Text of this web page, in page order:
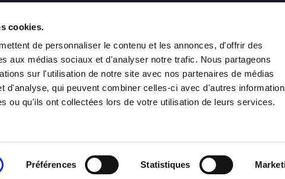
cookies.
de personnaliser le contenu et les annonces, d'offrir des
aux médias sociaux et d'analyser notre trafic. Nous partageons
sur l'utilisation de notre site avec nos partenaires de médias
d'analyse, qui peuvent combiner celles-ci avec d'autres
ou qu'ils ont collectées lors de votre utilisation de leurs services.
Préférences Statistiques
Marche-en-Famenne
84 31 10 68
info@houyoux.be
Cookies
RGPD